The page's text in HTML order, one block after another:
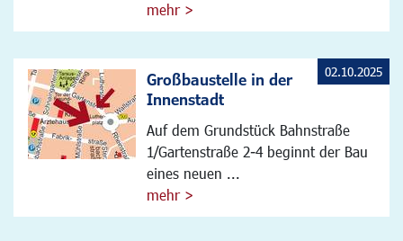
mehr >
Großbaustelle in der
Innenstadt
Auf dem Grundstück Bahnstraße
1/Gartenstraße 2-4 beginnt der Bau
eines neuen ...
mehr >
02.10.2025